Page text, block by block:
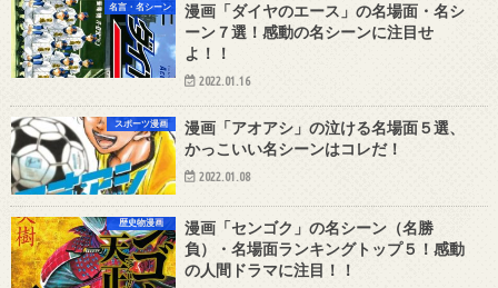
名言・名シーン
漫画「ダイヤのエース」の名場面・名シ
ーン７選！感動の名シーンに注目せ
よ！！
2022.01.16
スポーツ漫画
漫画「アオアシ」の泣ける名場面５選、
かっこいい名シーンはコレだ！
2022.01.08
歴史物漫画
漫画「センゴク」の名シーン（名勝
負）・名場面ランキングトップ５！感動
の人間ドラマに注目！！